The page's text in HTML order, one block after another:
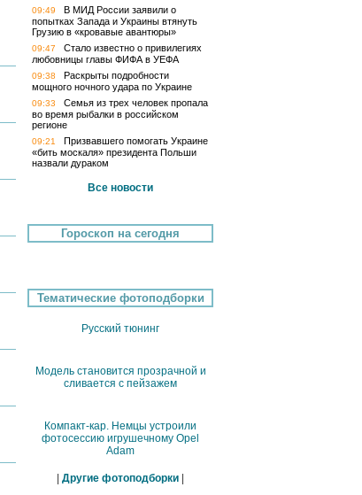
09:49
В МИД России заявили о
попытках Запада и Украины втянуть
Грузию в «кровавые авантюры»
09:47
Стало известно о привилегиях
любовницы главы ФИФА в УЕФА
09:38
Раскрыты подробности
мощного ночного удара по Украине
09:33
Семья из трех человек пропала
во время рыбалки в российском
регионе
09:21
Призвавшего помогать Украине
«бить москаля» президента Польши
назвали дураком
Все новости
Гороскоп на сегодня
Тематические фотоподборки
Русский тюнинг
Модель становится прозрачной и
сливается с пейзажем
Компакт-кар. Немцы устроили
фотосессию игрушечному Opel
Adam
Другие фотоподборки